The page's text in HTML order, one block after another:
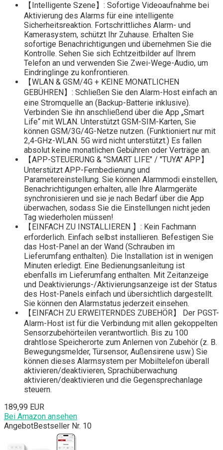
【Intelligente Szene】: Sofortige Videoaufnahme bei
Aktivierung des Alarms für eine intelligente
Sicherheitsreaktion. Fortschrittliches Alarm- und
Kamerasystem, schützt Ihr Zuhause. Erhalten Sie
sofortige Benachrichtigungen und übernehmen Sie die
Kontrolle. Sehen Sie sich Echtzeitbilder auf Ihrem
Telefon an und verwenden Sie Zwei-Wege-Audio, um
Eindringlinge zu konfrontieren.
【WLAN & GSM/4G + KEINE MONATLICHEN
GEBÜHREN】: Schließen Sie den Alarm-Host einfach an
eine Stromquelle an (Backup-Batterie inklusive).
Verbinden Sie ihn anschließend über die App „Smart
Life“ mit WLAN. Unterstützt GSM-SIM-Karten, Sie
können GSM/3G/4G-Netze nutzen. (Funktioniert nur mit
2,4-GHz-WLAN. 5G wird nicht unterstützt.) Es fallen
absolut keine monatlichen Gebühren oder Verträge an.
【APP-STEUERUNG & "SMART LIFE" / "TUYA" APP】
Unterstützt APP-Fernbedienung und
Parametereinstellung. Sie können Alarmmodi einstellen,
Benachrichtigungen erhalten, alle Ihre Alarmgeräte
synchronisieren und sie je nach Bedarf über die App
überwachen, sodass Sie die Einstellungen nicht jeden
Tag wiederholen müssen!
【EINFACH ZU INSTALLIEREN 】: Kein Fachmann
erforderlich. Einfach selbst installieren. Befestigen Sie
das Host-Panel an der Wand (Schrauben im
Lieferumfang enthalten). Die Installation ist in wenigen
Minuten erledigt. Eine Bedienungsanleitung ist
ebenfalls im Lieferumfang enthalten. Mit Zeitanzeige
und Deaktivierungs-/Aktivierungsanzeige ist der Status
des Host-Panels einfach und übersichtlich dargestellt.
Sie können den Alarmstatus jederzeit einsehen.
【EINFACH ZU ERWEITERNDES ZUBEHÖR】 Der PGST-
Alarm-Host ist für die Verbindung mit allen gekoppelten
Sensorzubehörteilen verantwortlich. Bis zu 100
drahtlose Speicherorte zum Anlernen von Zubehör (z. B.
Bewegungsmelder, Türsensor, Außensirene usw.) Sie
können dieses Alarmsystem per Mobiltelefon überall
aktivieren/deaktivieren, Sprachüberwachung
aktivieren/deaktivieren und die Gegensprechanlage
steuern.
189,99 EUR
Bei Amazon ansehen
AngebotBestseller Nr. 10